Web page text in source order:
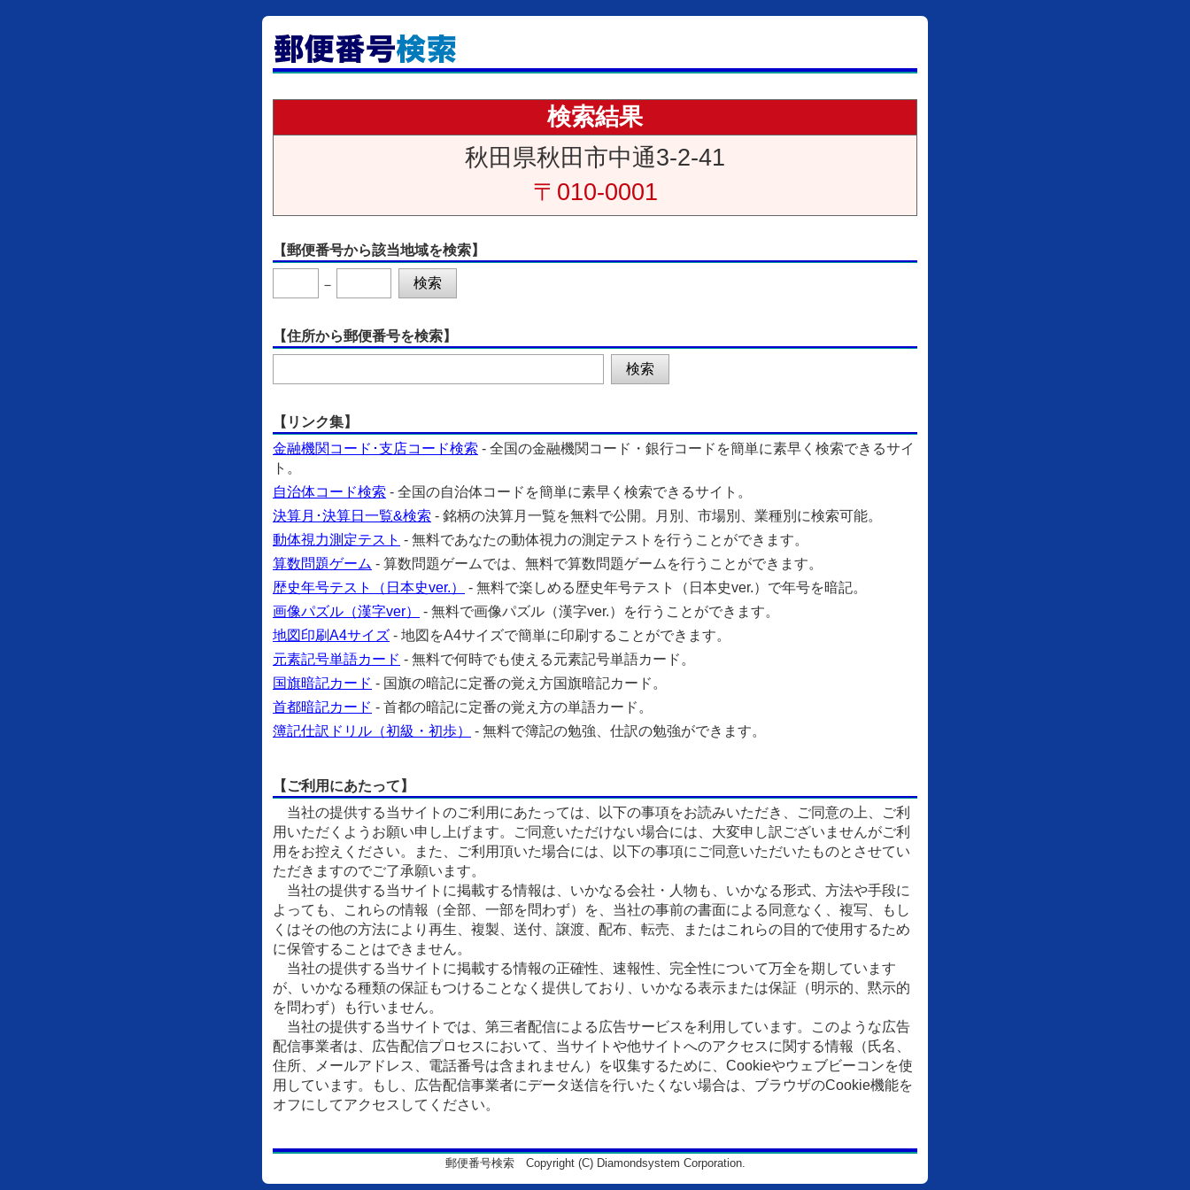
検索結果
秋田県秋田市中通3-2-41
〒010-0001
【郵便番号から該当地域を検索】
－
【住所から郵便番号を検索】
【リンク集】
金融機関コード･支店コード検索 - 全国の金融機関コード・銀行コードを簡単に素早く検索できるサイ
ト。
自治体コード検索 - 全国の自治体コードを簡単に素早く検索できるサイト。
決算月･決算日一覧&検索 - 銘柄の決算月一覧を無料で公開。月別、市場別、業種別に検索可能。
動体視力測定テスト - 無料であなたの動体視力の測定テストを行うことができます。
算数問題ゲーム - 算数問題ゲームでは、無料で算数問題ゲームを行うことができます。
歴史年号テスト（日本史ver.）
- 無料で楽しめる歴史年号テスト（日本史ver.）で年号を暗記。
画像パズル（漢字ver）
- 無料で画像パズル（漢字ver.）を行うことができます。
地図印刷A4サイズ - 地図をA4サイズで簡単に印刷することができます。
元素記号単語カード - 無料で何時でも使える元素記号単語カード。
国旗暗記カード - 国旗の暗記に定番の覚え方国旗暗記カード。
首都暗記カード - 首都の暗記に定番の覚え方の単語カード。
簿記仕訳ドリル（初級・初歩）
- 無料で簿記の勉強、仕訳の勉強ができます。
【ご利用にあたって】
当社の提供する当サイトのご利用にあたっては、以下の事項をお読みいただき、ご同意の上、ご利
用いただくようお願い申し上げます。ご同意いただけない場合には、大変申し訳ございませんがご利
用をお控えください。また、ご利用頂いた場合には、以下の事項にご同意いただいたものとさせてい
ただきますのでご了承願います。
当社の提供する当サイトに掲載する情報は、いかなる会社・人物も、いかなる形式、方法や手段に
よっても、これらの情報（全部、一部を問わず）を、当社の事前の書面による同意なく、複写、もし
くはその他の方法により再生、複製、送付、譲渡、配布、転売、またはこれらの目的で使用するため
に保管することはできません。
当社の提供する当サイトに掲載する情報の正確性、速報性、完全性について万全を期しています
が、いかなる種類の保証もつけることなく提供しており、いかなる表示または保証（明示的、黙示的
を問わず）も行いません。
当社の提供する当サイトでは、第三者配信による広告サービスを利用しています。このような広告
配信事業者は、広告配信プロセスにおいて、当サイトや他サイトへのアクセスに関する情報（氏名、
住所、メールアドレス、電話番号は含まれません）を収集するために、Cookieやウェブビーコンを使
用しています。もし、広告配信事業者にデータ送信を行いたくない場合は、ブラウザのCookie機能を
オフにしてアクセスしてください。
郵便番号検索 Copyright (C) Diamondsystem Corporation.